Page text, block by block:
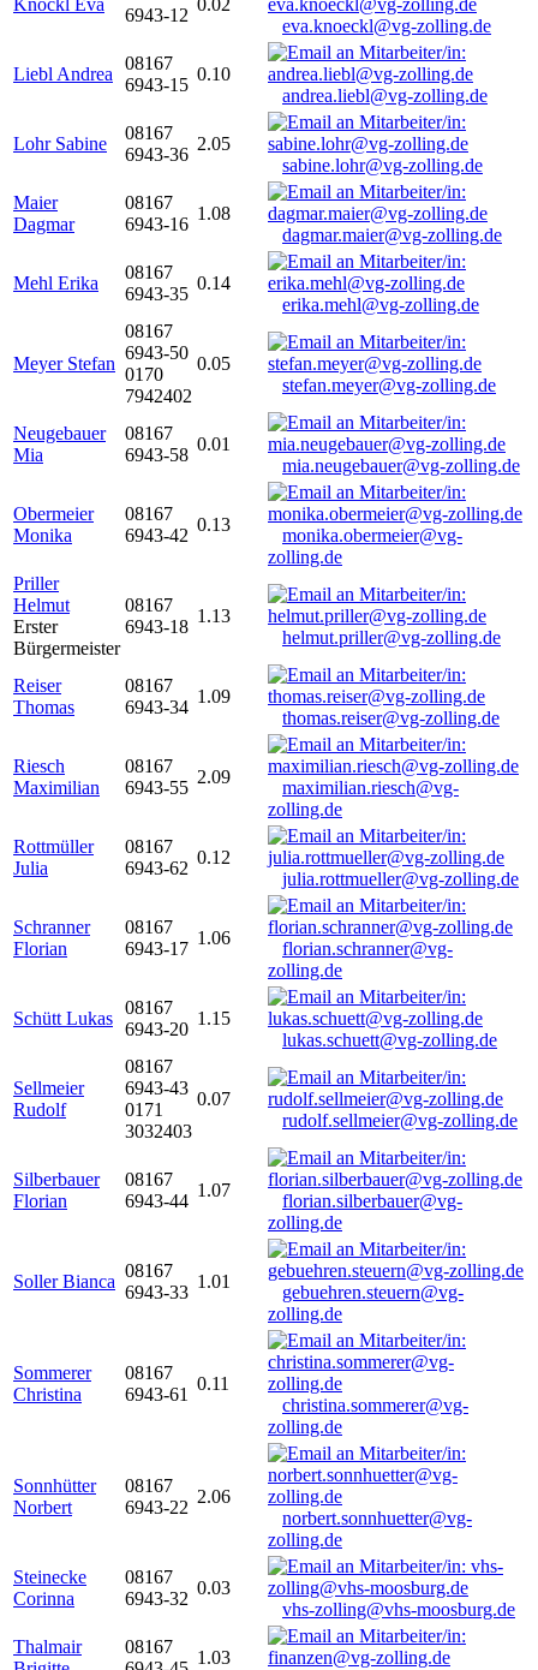
Knöckl Eva
6943-12
0.02
eva.knoeckl@vg-zolling.de
Liebl Andrea
08167
6943-15
0.10
andrea.liebl@vg-zolling.de
Lohr Sabine
08167
6943-36
2.05
sabine.lohr@vg-zolling.de
Maier
Dagmar
08167
6943-16
1.08
dagmar.maier@vg-zolling.de
Mehl Erika
08167
6943-35
0.14
erika.mehl@vg-zolling.de
Meyer Stefan
08167
6943-50
0170
7942402
0.05
stefan.meyer@vg-zolling.de
Neugebauer
Mia
08167
6943-58
0.01
mia.neugebauer@vg-zolling.de
Obermeier
Monika
08167
6943-42
0.13
monika.obermeier@vg-
zolling.de
Priller
Helmut
Erster
Bürgermeister
08167
6943-18
1.13
helmut.priller@vg-zolling.de
Reiser
Thomas
08167
6943-34
1.09
thomas.reiser@vg-zolling.de
Riesch
Maximilian
08167
6943-55
2.09
maximilian.riesch@vg-
zolling.de
Rottmüller
Julia
08167
6943-62
0.12
julia.rottmueller@vg-zolling.de
Schranner
Florian
08167
6943-17
1.06
florian.schranner@vg-
zolling.de
Schütt Lukas
08167
6943-20
1.15
lukas.schuett@vg-zolling.de
Sellmeier
Rudolf
08167
6943-43
0171
3032403
0.07
rudolf.sellmeier@vg-zolling.de
Silberbauer
Florian
08167
6943-44
1.07
florian.silberbauer@vg-
zolling.de
Soller Bianca
08167
6943-33
1.01
gebuehren.steuern@vg-
zolling.de
Sommerer
Christina
08167
6943-61
0.11
christina.sommerer@vg-
zolling.de
Sonnhütter
Norbert
08167
6943-22
2.06
norbert.sonnhuetter@vg-
zolling.de
Steinecke
Corinna
08167
6943-32
0.03
vhs-zolling@vhs-moosburg.de
Thalmair
08167
1.03